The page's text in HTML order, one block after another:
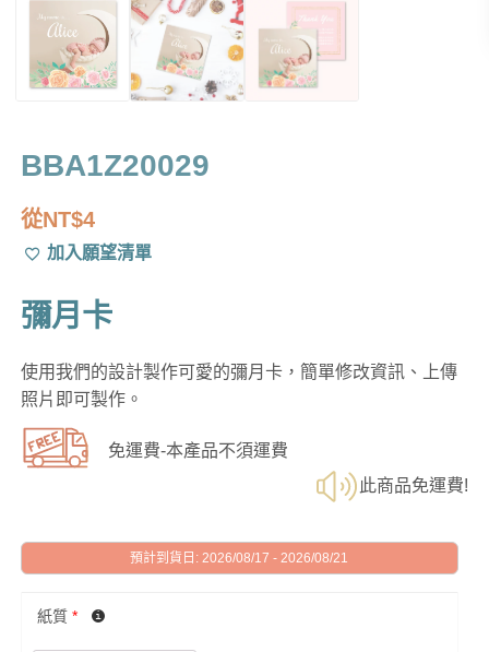
BBA1Z20029
從NT$4
加入願望清單
彌月卡
使用我們的設計製作可愛的彌月卡，簡單修改資訊、上傳
照片即可製作。
免運費-本產品不須運費
此商品免運費!
預計到貨日: 2026/08/17 - 2026/08/21
紙質 *